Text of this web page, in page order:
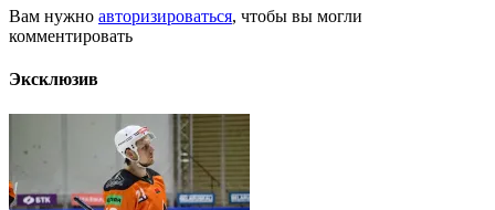
Вам нужно авторизироваться, чтобы вы могли
комментировать
Эксклюзив